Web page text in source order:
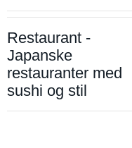
Restaurant -
Japanske
restauranter med
sushi og stil